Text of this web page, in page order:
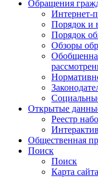
Обращения
Интернет-
Порядок и
Порядок
Обзоры
Открытые
Реестр
Общественная
Поиск
Поиск
Карта сайта